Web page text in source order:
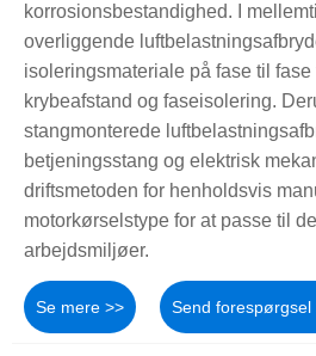
korrosionsbestandighed. I
overliggende
isoleringsmateriale på fase til
krybeafstand og faseisolering.
stangmonterede
betjeningsstang og elektrisk
driftsmetoden for henholdsvis
motorkørselstype for at passe til
arbejdsmiljøer.
Se mere >> Send forespørgsel